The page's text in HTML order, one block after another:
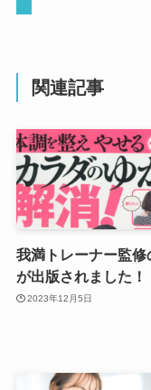
関連記事
我満トレーナー監修
が出版されました！
2023年12月5日